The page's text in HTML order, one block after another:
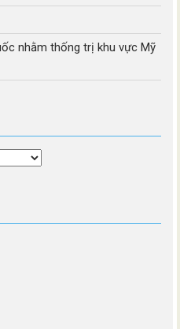
nhằm thống trị khu vực Mỹ